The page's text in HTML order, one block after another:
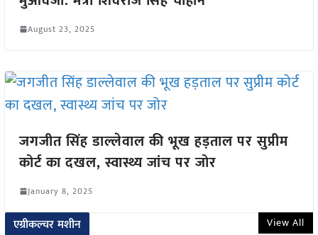
August 23, 2025
जगजीत सिंह डाल्लेवाल की भूख हड़ताल पर सुप्रीम
कोर्ट का दखल, स्वास्थ्य जांच पर जोर
January 8, 2025
एग्रीकल्चर मशीन View All